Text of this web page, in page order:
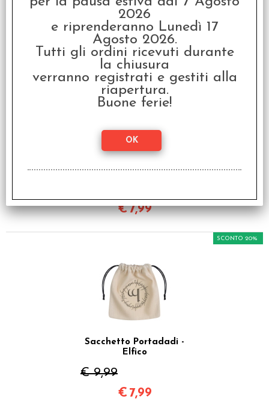
prodotto, hanno scelto anche questi
articoli
Sacchetto Medio -
Drago Color
SCONTO 20%
€7,99
Sacchetto Portadadi -
Elfico
€ 9,99
SCONTO 20%
€ 7,99
2026
e riprenderanno Lunedì 17
Agosto 2026.
Tutti gli ordini ricevuti durante
la chiusura
verranno registrati e gestiti alla
riapertura.
Buone ferie!